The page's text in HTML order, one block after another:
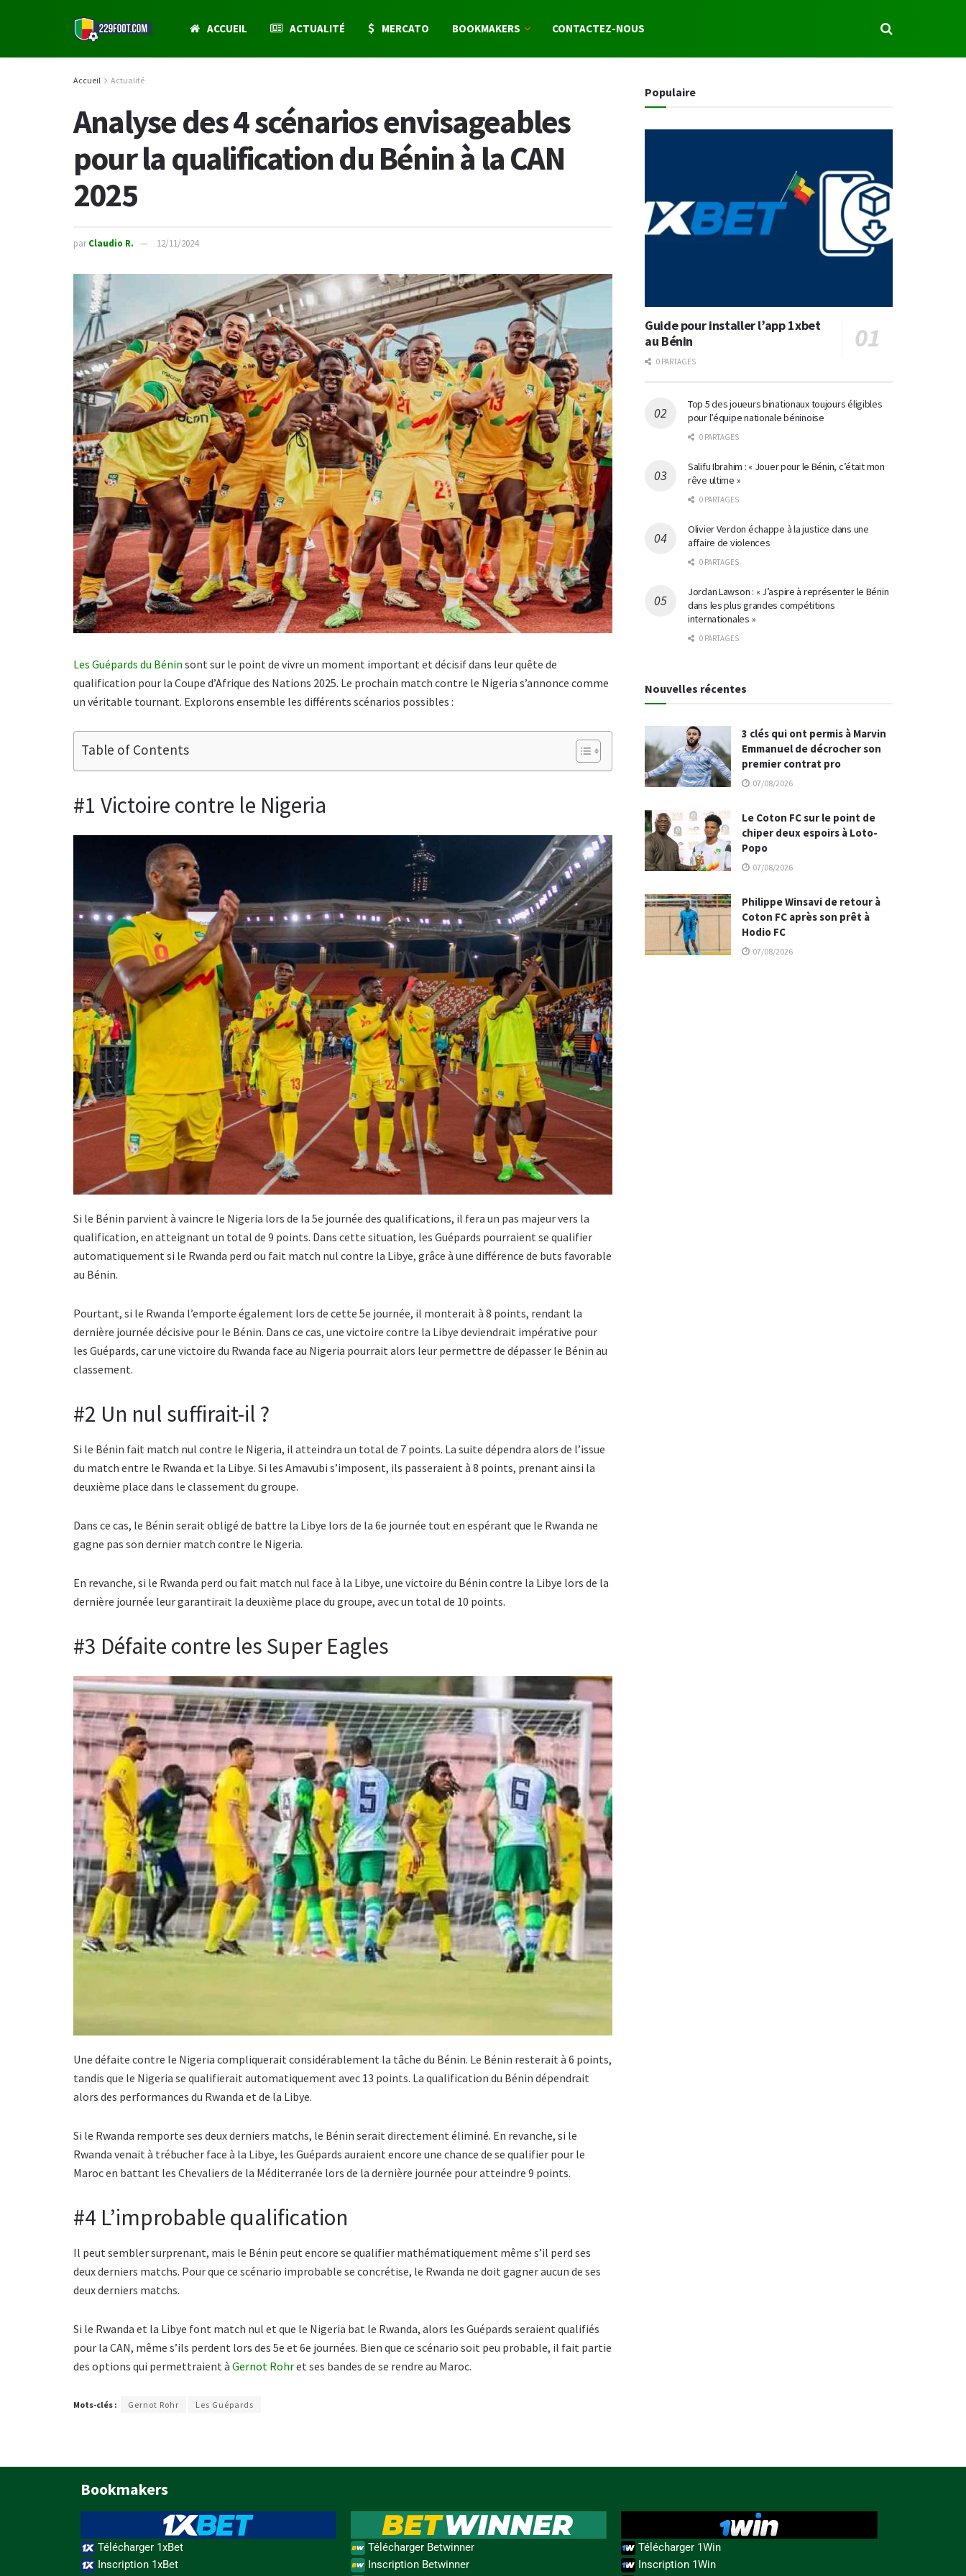
ACCUEIL ACTUALITÉ MERCATO BOOKMAKERS CONTACTEZ-NOUS
Accueil Actualité
Analyse des 4 scénarios envisageables
pour la qualification du Bénin à la CAN
2025
par Claudio R. 12/11/2024
Les Guépards du Bénin sont sur le point de vivre un moment important et décisif dans leur quête de
qualification pour la Coupe d’Afrique des Nations 2025. Le prochain match contre le Nigeria s’annonce comme
un véritable tournant. Explorons ensemble les différents scénarios possibles :
Table of Contents
#1 Victoire contre le Nigeria
Si le Bénin parvient à vaincre le Nigeria lors de la 5e journée des qualifications, il fera un pas majeur vers la
qualification, en atteignant un total de 9 points. Dans cette situation, les Guépards pourraient se qualifier
automatiquement si le Rwanda perd ou fait match nul contre la Libye, grâce à une différence de buts favorable
au Bénin.
Pourtant, si le Rwanda l’emporte également lors de cette 5e journée, il monterait à 8 points, rendant la
dernière journée décisive pour le Bénin. Dans ce cas, une victoire contre la Libye deviendrait impérative pour
les Guépards, car une victoire du Rwanda face au Nigeria pourrait alors leur permettre de dépasser le Bénin au
classement.
#2 Un nul suffirait-il ?
Si le Bénin fait match nul contre le Nigeria, il atteindra un total de 7 points. La suite dépendra alors de l’issue
du match entre le Rwanda et la Libye. Si les Amavubi s’imposent, ils passeraient à 8 points, prenant ainsi la
deuxième place dans le classement du groupe.
Dans ce cas, le Bénin serait obligé de battre la Libye lors de la 6e journée tout en espérant que le Rwanda ne
gagne pas son dernier match contre le Nigeria.
En revanche, si le Rwanda perd ou fait match nul face à la Libye, une victoire du Bénin contre la Libye lors de la
dernière journée leur garantirait la deuxième place du groupe, avec un total de 10 points.
#3 Défaite contre les Super Eagles
Une défaite contre le Nigeria compliquerait considérablement la tâche du Bénin. Le Bénin resterait à 6 points,
tandis que le Nigeria se qualifierait automatiquement avec 13 points. La qualification du Bénin dépendrait
alors des performances du Rwanda et de la Libye.
Si le Rwanda remporte ses deux derniers matchs, le Bénin serait directement éliminé. En revanche, si le
Rwanda venait à trébucher face à la Libye, les Guépards auraient encore une chance de se qualifier pour le
Maroc en battant les Chevaliers de la Méditerranée lors de la dernière journée pour atteindre 9 points.
#4 L’improbable qualification
Il peut sembler surprenant, mais le Bénin peut encore se qualifier mathématiquement même s’il perd ses
deux derniers matchs. Pour que ce scénario improbable se concrétise, le Rwanda ne doit gagner aucun de ses
deux derniers matchs.
Si le Rwanda et la Libye font match nul et que le Nigeria bat le Rwanda, alors les Guépards seraient qualifiés
pour la CAN, même s’ils perdent lors des 5e et 6e journées. Bien que ce scénario soit peu probable, il fait partie
des options qui permettraient à Gernot Rohret ses bandes de se rendre au Maroc.
Mots-clés : Gernot Rohr Les Guépards
Populaire
Guide pour installer l’app 1xbet
au Bénin
0 PARTAGES
Top 5 des joueurs binationaux toujours éligibles
pour l’équipe nationale béninoise
0 PARTAGES
Salifu Ibrahim : « Jouer pour le Bénin, c’était mon
rêve ultime »
0 PARTAGES
Olivier Verdon échappe à la justice dans une
affaire de violences
0 PARTAGES
Jordan Lawson : « J’aspire à représenter le Bénin
dans les plus grandes compétitions
internationales »
0 PARTAGES
Nouvelles récentes
3 clés qui ont permis à Marvin
Emmanuel de décrocher son
premier contrat pro
07/08/2026
Le Coton FC sur le point de
chiper deux espoirs à Loto-
Popo
07/08/2026
Philippe Winsavi de retour à
Coton FC après son prêt à
Hodio FC
07/08/2026
Bookmakers
Télécharger 1xBet
Inscription 1xBet
Télécharger Betwinner
Inscription Betwinner
Télécharger 1Win
Inscription 1Win